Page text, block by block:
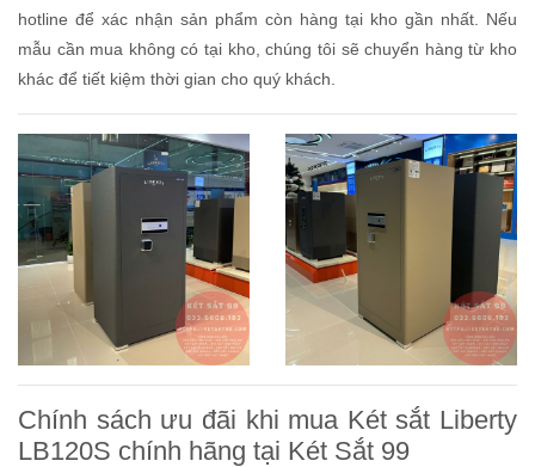
hotline để xác nhận sản phẩm còn hàng tại kho gần nhất. Nếu
mẫu cần mua không có tại kho, chúng tôi sẽ chuyển hàng từ kho
khác để tiết kiệm thời gian cho quý khách.
Chính sách ưu đãi khi mua Két sắt Liberty
LB120S chính hãng tại Két Sắt 99